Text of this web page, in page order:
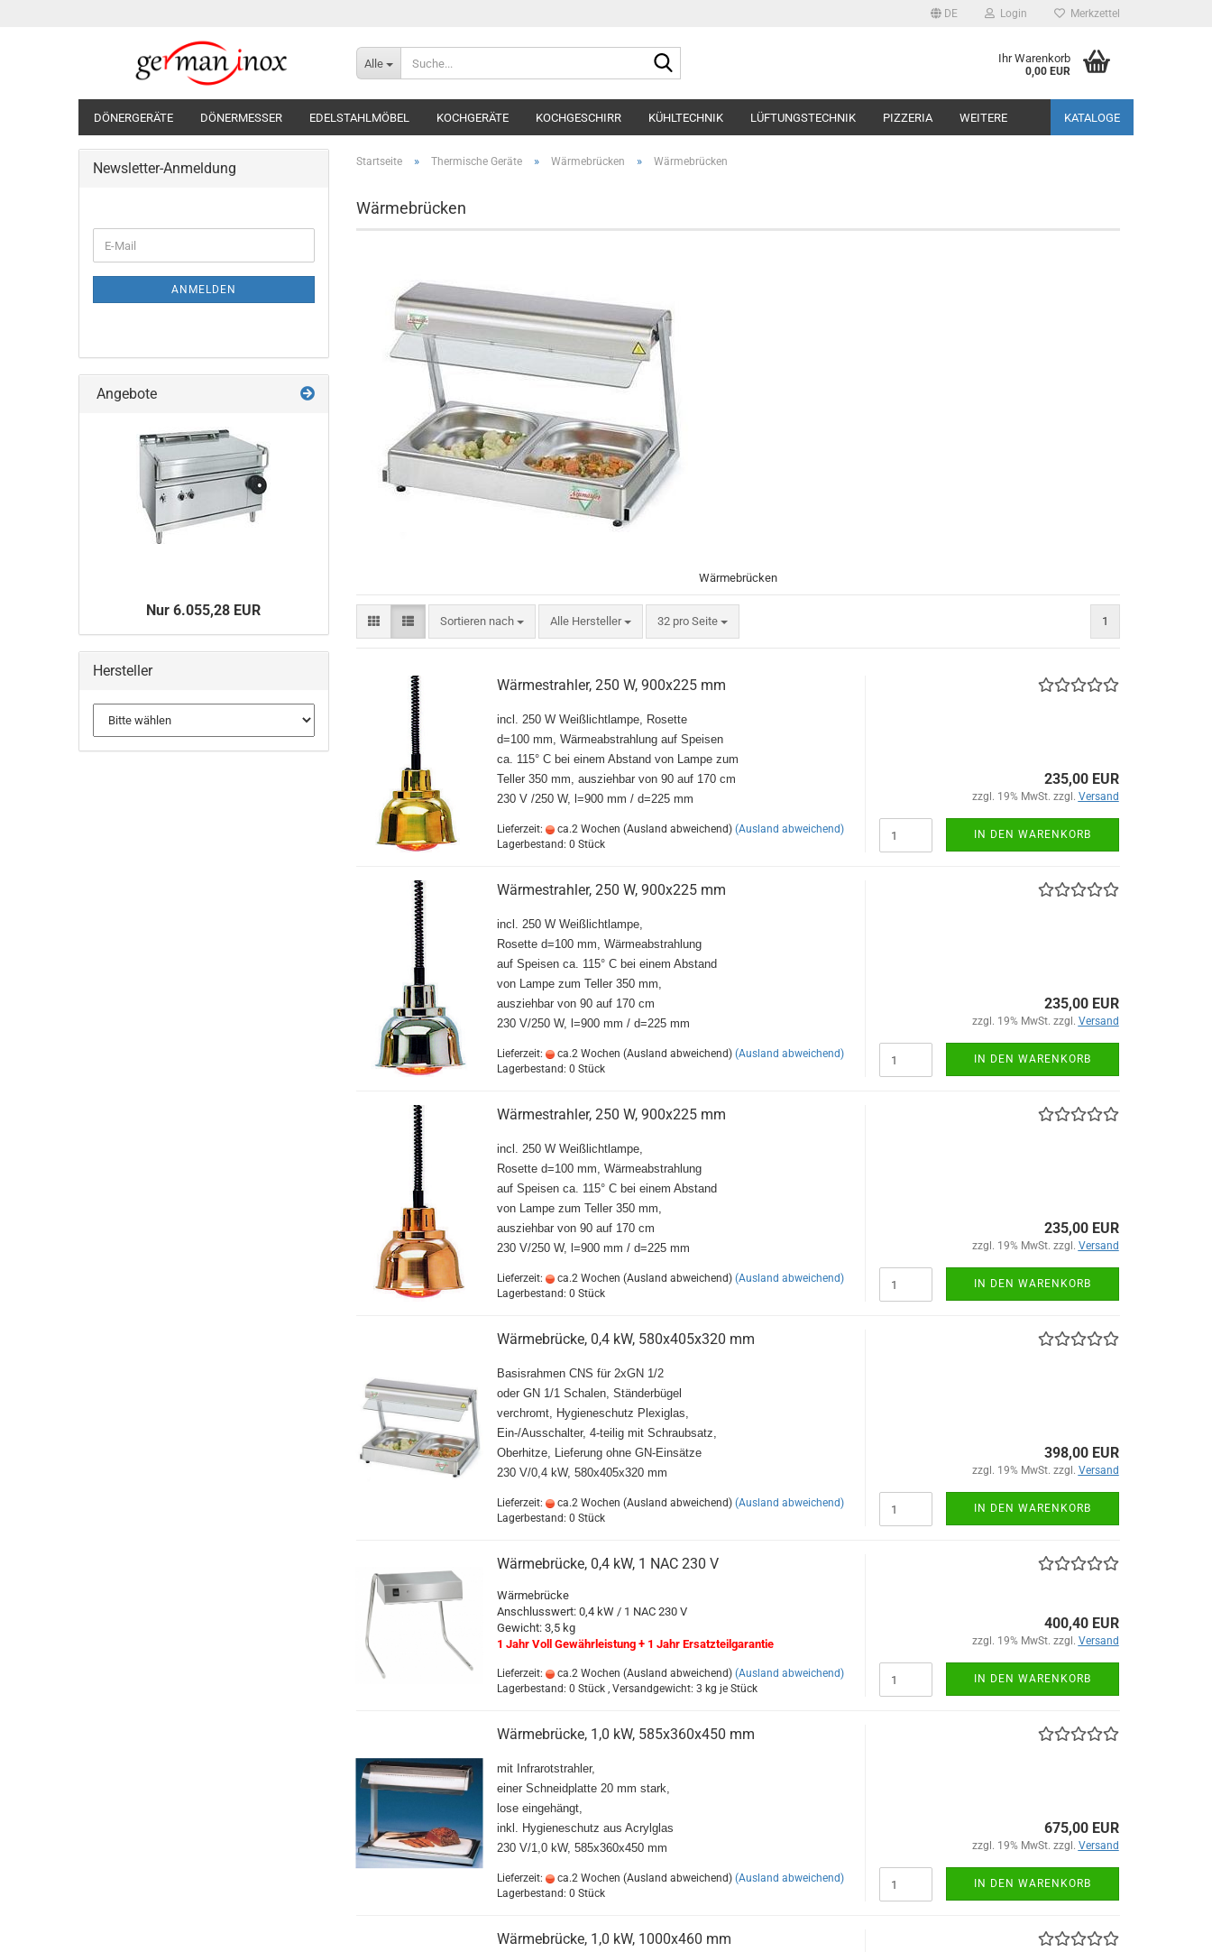
DE Login Merkzettel
Alle Ihr Warenkorb
0,00 EUR
DÖNERGERÄTE DÖNERMESSER EDELSTAHLMÖBEL KOCHGERÄTE KOCHGESCHIRR KÜHLTECHNIK LÜFTUNGSTECHNIK PIZZERIA KATALOGE
WEITERE
Startseite » Thermische Geräte » Wärmebrücken » Wärmebrücken
Wärmebrücken
Wärmebrücken
Sortieren nach
Sortieren nach Alle Hersteller 32 pro Seite
pro Seite 1
Wärmestrahler, 250 W, 900x225 mm
incl. 250 W Weißlichtlampe, Rosette
d=100 mm, Wärmeabstrahlung auf Speisen
ca. 115° C bei einem Abstand von Lampe zum
Teller 350 mm, ausziehbar von 90 auf 170 cm
230 V /250 W, l=900 mm / d=225 mm
Lieferzeit: ca.2 Wochen (Ausland abweichend) (Ausland abweichend)
Lagerbestand: 0 Stück
235,00 EUR
zzgl. 19% MwSt. zzgl. Versand
IN DEN WARENKORB
Wärmestrahler, 250 W, 900x225 mm
incl. 250 W Weißlichtlampe,
Rosette d=100 mm, Wärmeabstrahlung
auf Speisen ca. 115° C bei einem Abstand
von Lampe zum Teller 350 mm,
ausziehbar von 90 auf 170 cm
230 V/250 W, l=900 mm / d=225 mm
Lieferzeit: ca.2 Wochen (Ausland abweichend) (Ausland abweichend)
Lagerbestand: 0 Stück
235,00 EUR
zzgl. 19% MwSt. zzgl. Versand
IN DEN WARENKORB
Wärmestrahler, 250 W, 900x225 mm
incl. 250 W Weißlichtlampe,
Rosette d=100 mm, Wärmeabstrahlung
auf Speisen ca. 115° C bei einem Abstand
von Lampe zum Teller 350 mm,
ausziehbar von 90 auf 170 cm
230 V/250 W, l=900 mm / d=225 mm
Lieferzeit: ca.2 Wochen (Ausland abweichend) (Ausland abweichend)
Lagerbestand: 0 Stück
235,00 EUR
zzgl. 19% MwSt. zzgl. Versand
IN DEN WARENKORB
Wärmebrücke, 0,4 kW, 580x405x320 mm
Basisrahmen CNS für 2xGN 1/2
oder GN 1/1 Schalen, Ständerbügel
verchromt, Hygieneschutz Plexiglas,
Ein-/Ausschalter, 4-teilig mit Schraubsatz,
Oberhitze, Lieferung ohne GN-Einsätze
230 V/0,4 kW, 580x405x320 mm
Lieferzeit: ca.2 Wochen (Ausland abweichend) (Ausland abweichend)
Lagerbestand: 0 Stück
398,00 EUR
zzgl. 19% MwSt. zzgl. Versand
IN DEN WARENKORB
Wärmebrücke, 0,4 kW, 1 NAC 230 V
Wärmebrücke
Anschlusswert: 0,4 kW / 1 NAC 230 V
Gewicht: 3,5 kg
1 Jahr Voll Gewährleistung + 1 Jahr Ersatzteilgarantie
Lieferzeit: ca.2 Wochen (Ausland abweichend) (Ausland abweichend)
Lagerbestand: 0 Stück , Versandgewicht: 3 kg je Stück
400,40 EUR
zzgl. 19% MwSt. zzgl. Versand
IN DEN WARENKORB
Wärmebrücke, 1,0 kW, 585x360x450 mm
mit Infrarotstrahler,
einer Schneidplatte 20 mm stark,
lose eingehängt,
inkl. Hygieneschutz aus Acrylglas
230 V/1,0 kW, 585x360x450 mm
Lieferzeit: ca.2 Wochen (Ausland abweichend) (Ausland abweichend)
Lagerbestand: 0 Stück
675,00 EUR
zzgl. 19% MwSt. zzgl. Versand
IN DEN WARENKORB
Wärmebrücke, 1,0 kW, 1000x460 mm
Newsletter-Anmeldung
ZUR
E-
Mail
ANMELDEN
Angebote
Nur 6.055,28 EUR
Hersteller